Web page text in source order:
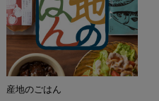
産地のごはん